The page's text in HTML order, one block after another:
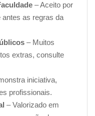
– Aceito por
as regras da
– Muitos
extras, consulte
iniciativa,
profissionais.
– Valorizado em